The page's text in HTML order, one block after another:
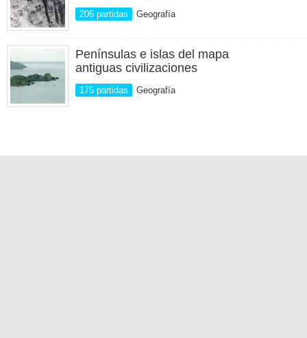
206 partidas Geografía
Penínsulas e islas del mapa
antiguas civilizaciones
175 partidas Geografía